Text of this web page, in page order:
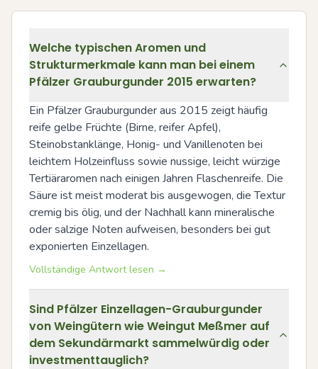
Welche typischen Aromen und
Strukturmerkmale kann man bei einem
Pfälzer Grauburgunder 2015 erwarten?
Ein Pfälzer Grauburgunder aus 2015 zeigt häufig
reife gelbe Früchte (Birne, reifer Apfel),
Steinobstanklänge, Honig- und Vanillenoten bei
leichtem Holzeinfluss sowie nussige, leicht würzige
Tertiäraromen nach einigen Jahren Flaschenreife. Die
Säure ist meist moderat bis ausgewogen, die Textur
cremig bis ölig, und der Nachhall kann mineralische
oder salzige Noten aufweisen, besonders bei gut
exponierten Einzellagen.
Vollständige Antwort lesen →
Sind Pfälzer Einzellagen-Grauburgunder
von Weingütern wie Weingut Meßmer auf
dem Sekundärmarkt sammelwürdig oder
investmenttauglich?